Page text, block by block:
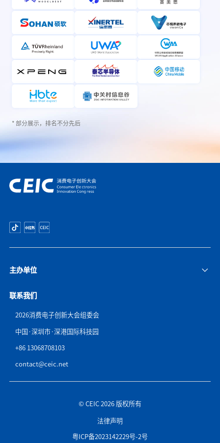
* 部分展示，排名不分先后
主办单位
联系我们
2026消费电子创新大会组委会
中国·深圳市·深港国际科技园
+86 13068708103
contact@ceic.net
© CEIC 2026 版权所有
法律声明
粤ICP备2023142229号-2号